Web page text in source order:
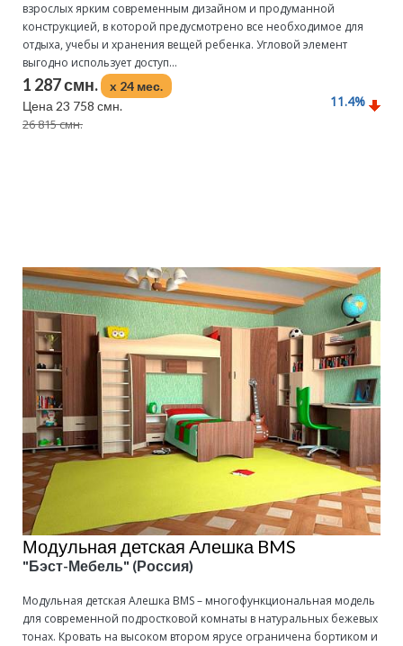
взрослых ярким современным дизайном и продуманной
конструкцией, в которой предусмотрено все необходимое для
отдыха, учебы и хранения вещей ребенка. Угловой элемент
выгодно использует доступ...
1 287 смн.
x 24 мес.
Цена 23 758 смн.
26 815 смн.
11.4%
Модульная детская Алешка BMS
"Бэст-Мебель" (Россия)
Модульная детская Алешка BMS – многофункциональная модель
для современной подростковой комнаты в натуральных бежевых
тонах. Кровать на высоком втором ярусе ограничена бортиком и